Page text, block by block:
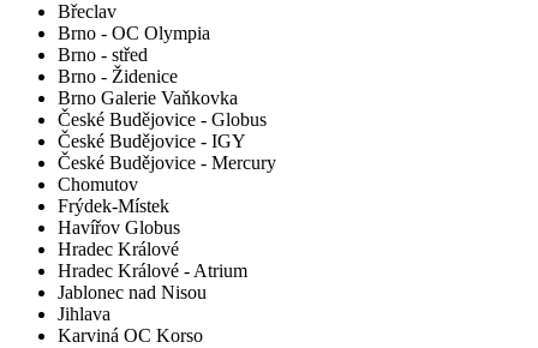
Břeclav
Brno - OC Olympia
Brno - střed
Brno - Židenice
Brno Galerie Vaňkovka
České Budějovice - Globus
České Budějovice - IGY
České Budějovice - Mercury
Chomutov
Frýdek-Místek
Havířov Globus
Hradec Králové
Hradec Králové - Atrium
Jablonec nad Nisou
Jihlava
Karviná OC Korso